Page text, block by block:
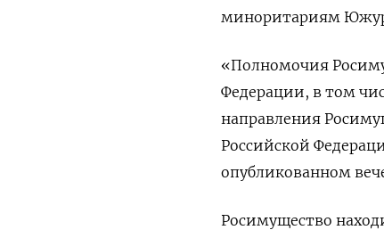
миноритариям
«Полномочия
Федерации, в том
направления
Российской
опубликованном
Росимущество